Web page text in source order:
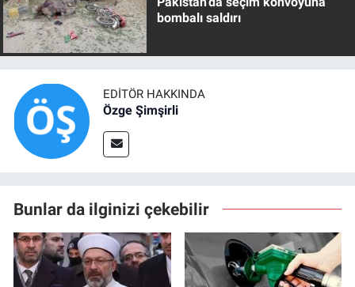
bombalı saldırı
EDITÖR HAKKINDA
Özge Şimşirli
Bunlar da ilginizi çekebilir